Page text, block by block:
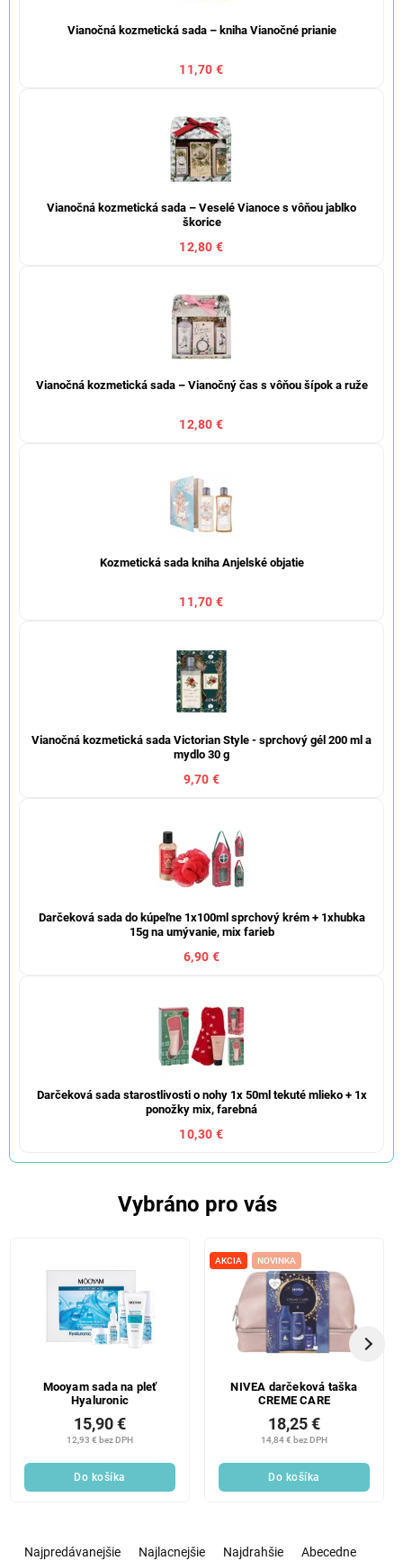
Vianočná kozmetická sada – kniha Vianočné prianie
11,70 €
Vianočná kozmetická sada – Veselé Vianoce s vôňou jablko
škorice
12,80 €
Vianočná kozmetická sada – Vianočný čas s vôňou šípok a ruže
12,80 €
Kozmetická sada kniha Anjelské objatie
11,70 €
Vianočná kozmetická sada Victorian Style - sprchový gél 200 ml a
mydlo 30 g
9,70 €
Darčeková sada do kúpeľne 1x100ml sprchový krém + 1xhubka
15g na umývanie, mix farieb
6,90 €
Darčeková sada starostlivosti o nohy 1x 50ml tekuté mlieko + 1x
ponožky mix, farebná
10,30 €
Vybráno pro vás
Mooyam sada na pleť
Hyaluronic
12,93 € bez DPH
15,90 €
Do košíka
AKCIA NOVINKA
NIVEA darčeková taška
CREME CARE
14,84 € bez DPH
18,25 €
Do košíka
Najpredávanejšie Najlacnejšie Najdrahšie Abecedne